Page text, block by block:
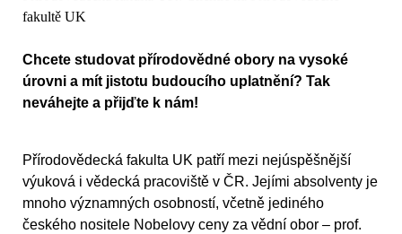
fakultě UK
Chcete studovat přírodovědné obory na vysoké
úrovni a mít jistotu budoucího uplatnění? Tak
neváhejte a přijďte k nám!
Přírodovědecká fakulta UK patří mezi nejúspěšnější
výuková i vědecká pracoviště v ČR. Jejími absolventy je
mnoho významných osobností, včetně jediného
českého nositele Nobelovy ceny za vědní obor – prof.